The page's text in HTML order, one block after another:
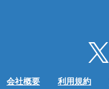
会社概要 利用規約